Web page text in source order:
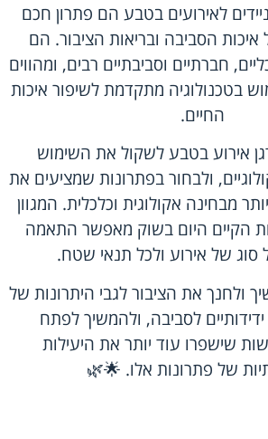
לאירועים בטבע הם פתרון חכם
איכות הסביבה ובריאות הציבור. הם
חברתיים וסביבתיים רבים, ומהווים
בטכנולוגיה מתקדמת לשיפור איכות
החיים.
אירוע בטבע לשקול את השימוש
ולבחור בפתרונות שמציעים את
מבחינה אקולוגית וכלכלית. המגוון
הקיים היום בשוק מאפשר התאמה
סוג של אירוע ולכל תנאי שטח.
ולחנך את הציבור לגבי היתרונות של
ידידותיים לסביבה, ולהמשיך לפתח
שישפרו עוד יותר את היעילות
של פתרונות אלו. 🌟🌿